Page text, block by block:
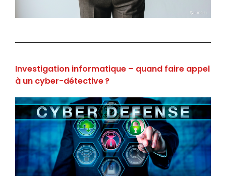
Investigation informatique – quand faire appel
à un cyber-détective ?